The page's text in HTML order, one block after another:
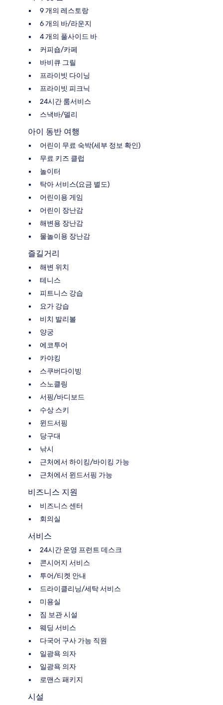
9 개의 레스토랑
6 개의 바/라운지
4 개의 풀사이드 바
커피숍/카페
바비큐 그릴
프라이빗 다이닝
프라이빗 피크닉
24시간 룸서비스
스낵바/델리
아이 동반 여행
어린이 무료 숙박(세부 정보 확인)
무료 키즈 클럽
놀이터
탁아 서비스(요금 별도)
어린이용 게임
어린이 장난감
해변용 장난감
물놀이용 장난감
즐길거리
해변 위치
테니스
피트니스 강습
요가 강습
비치 발리볼
양궁
에코투어
카야킹
스쿠버다이빙
스노클링
서핑/바디보드
수상 스키
윈드서핑
당구대
낚시
근처에서 하이킹/바이킹 가능
근처에서 윈드서핑 가능
비즈니스 지원
비즈니스 센터
회의실
서비스
24시간 운영 프런트 데스크
콘시어지 서비스
투어/티켓 안내
드라이클리닝/세탁 서비스
미용실
짐 보관 시설
웨딩 서비스
다국어 구사 가능 직원
일광욕 의자
일광욕 의자
로맨스 패키지
시설